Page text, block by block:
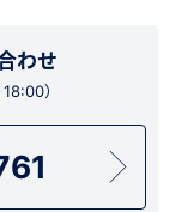
わせ
）